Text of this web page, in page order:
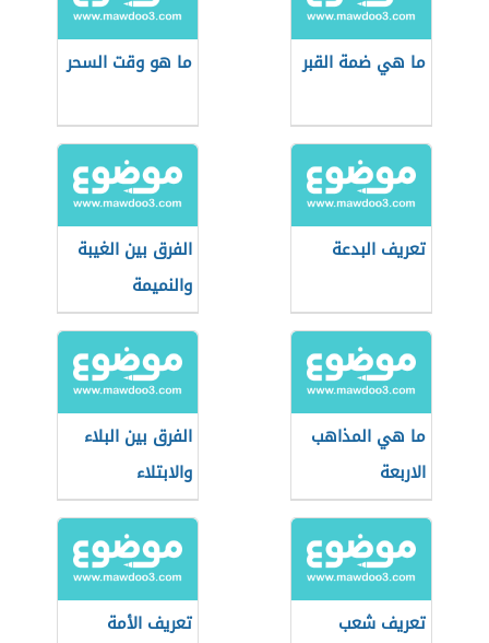
ما هي ضمة القبر ما هو وقت السحر
تعريف البدعة
الفرق بين الغيبة
والنميمة
ما هي المذاهب
الاربعة
الفرق بين البلاء
والابتلاء
تعريف شعب
تعريف الأمة